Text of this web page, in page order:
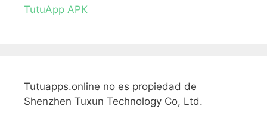
TutuApp APK
Tutuapps.online no es propiedad de
Shenzhen Tuxun Technology Co, Ltd.